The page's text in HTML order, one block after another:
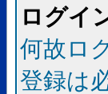
ログイ
何故ロ
登録は